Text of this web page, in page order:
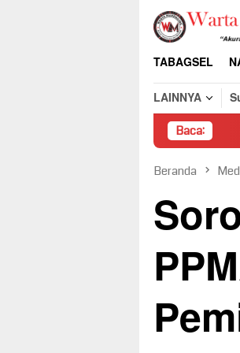
Loncat
konten
TABAGSEL
LAINNYA
Baca:
Beranda